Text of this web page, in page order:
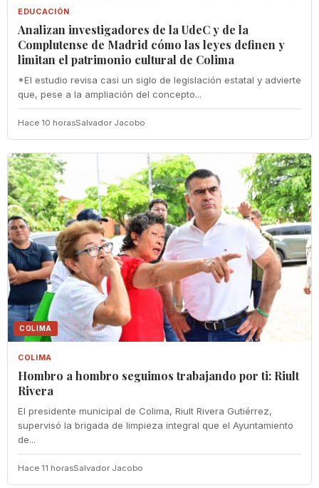
EDUCACIÓN
Analizan investigadores de la UdeC y de la
Complutense de Madrid cómo las leyes definen y
limitan el patrimonio cultural de Colima
*El estudio revisa casi un siglo de legislación estatal y advierte
que, pese a la ampliación del concepto...
Hace 10 horasSalvador Jacobo
COLIMA
COLIMA
Hombro a hombro seguimos trabajando por ti: Riult
Rivera
El presidente municipal de Colima, Riult Rivera Gutiérrez,
supervisó la brigada de limpieza integral que el Ayuntamiento
de...
Hace 11 horasSalvador Jacobo